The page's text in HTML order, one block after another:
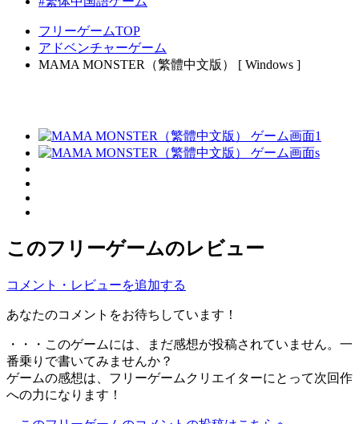
フリーゲームTOP
アドベンチャーゲーム
MAMA MONSTER（繁體中文版） [ Windows ]
このフリーゲームのレビュー
コメント・レビューを追加する
あなたのコメントをお待ちしています！
・・・このゲームには、まだ感想が投稿されていません。一
番乗りで書いてみませんか？
ゲームの感想は、フリーゲームクリエイターにとって次回作
への力になります！